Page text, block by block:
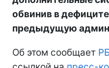
обвинив в
предыдущую
Об этом сообщает